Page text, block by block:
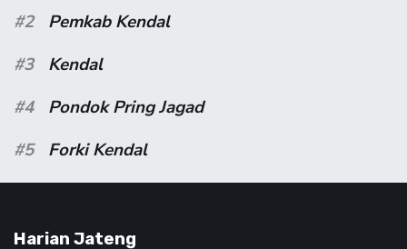
#2
Pemkab Kendal
#3
Kendal
#4
Pondok Pring Jagad
#5
Forki Kendal
Harian Jateng